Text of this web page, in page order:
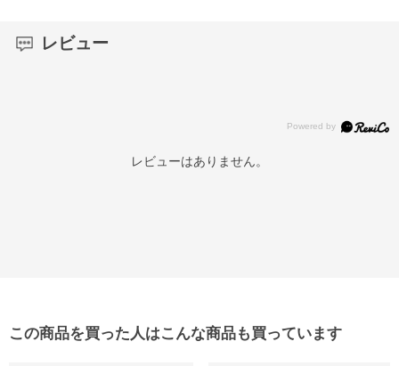
レビュー
レビューはありません。
この商品を買った人はこんな商品も買っています